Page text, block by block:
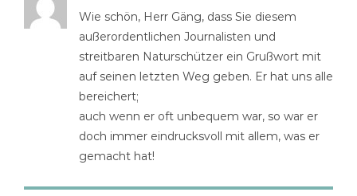
Wie schön, Herr Gäng, dass Sie diesem
außerordentlichen Journalisten und
streitbaren Naturschützer ein Grußwort mit
auf seinen letzten Weg geben. Er hat uns alle
bereichert;
auch wenn er oft unbequem war, so war er
doch immer eindrucksvoll mit allem, was er
gemacht hat!